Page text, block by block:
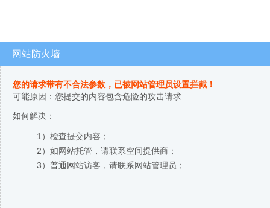
网站防火墙
您的请求带有不合法参数，已被网站管理员设置拦截！
可能原因：您提交的内容包含危险的攻击请求
如何解决：
1）检查提交内容；
2）如网站托管，请联系空间提供商；
3）普通网站访客，请联系网站管理员；